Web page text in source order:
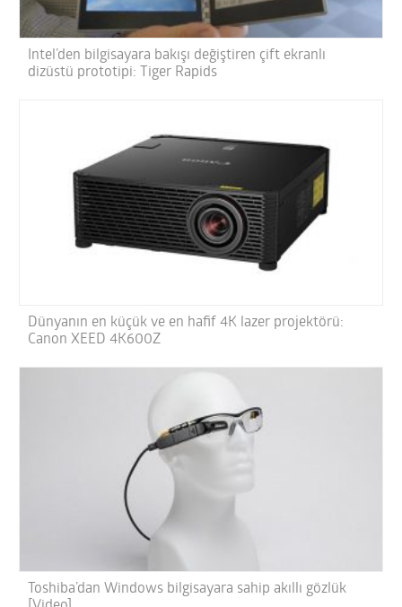
Intel’den bilgisayara bakışı değiştiren çift ekranlı
dizüstü prototipi: Tiger Rapids
Dünyanın en küçük ve en hafif 4K lazer projektörü:
Canon XEED 4K600Z
Toshiba’dan Windows bilgisayara sahip akıllı gözlük